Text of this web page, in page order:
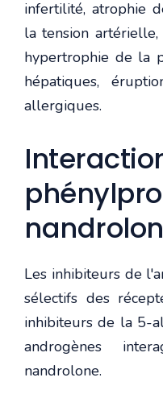
infertilité, atrophie
la tension artérielle,
hypertrophie de la
hépatiques,
allergiques.
Les inhibiteurs de
sélectifs des
inhibiteurs de la 5-
androgènes
nandrolone.